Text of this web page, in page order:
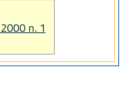
n. 1